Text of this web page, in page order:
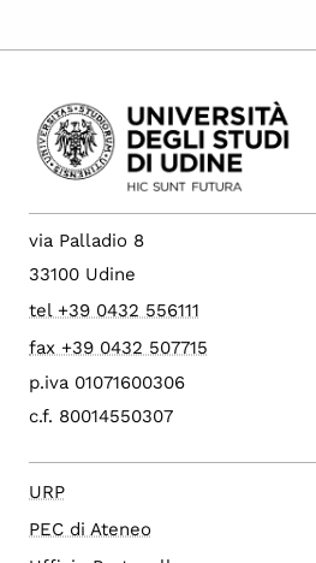
via Palladio 8
33100 Udine
tel +39 0432 556111
fax +39 0432 507715
p.iva 01071600306
c.f. 80014550307
URP
PEC di Ateneo